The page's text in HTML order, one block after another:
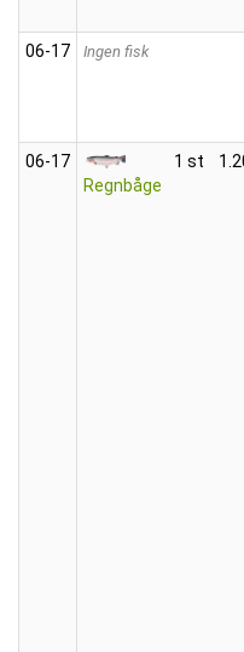
06‑17 Ingen fisk
06‑17
Regnbåge
1 st